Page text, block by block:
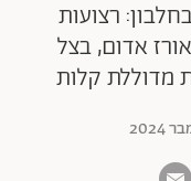
רצועות
אדום, בצל
מדוללת קלות